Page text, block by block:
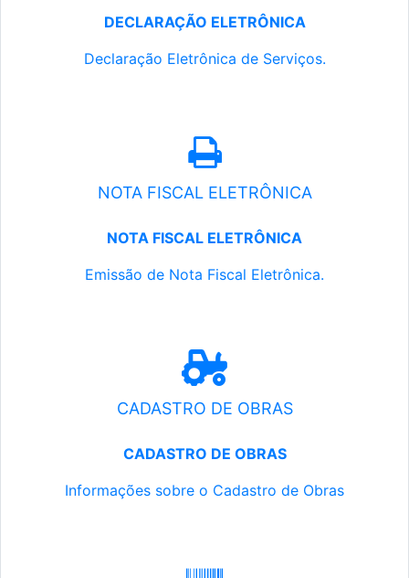
DECLARAÇÃO ELETRÔNICA
Declaração Eletrônica de Serviços.
NOTA FISCAL ELETRÔNICA
NOTA FISCAL ELETRÔNICA
Emissão de Nota Fiscal Eletrônica.
CADASTRO DE OBRAS
CADASTRO DE OBRAS
Informações sobre o Cadastro de Obras